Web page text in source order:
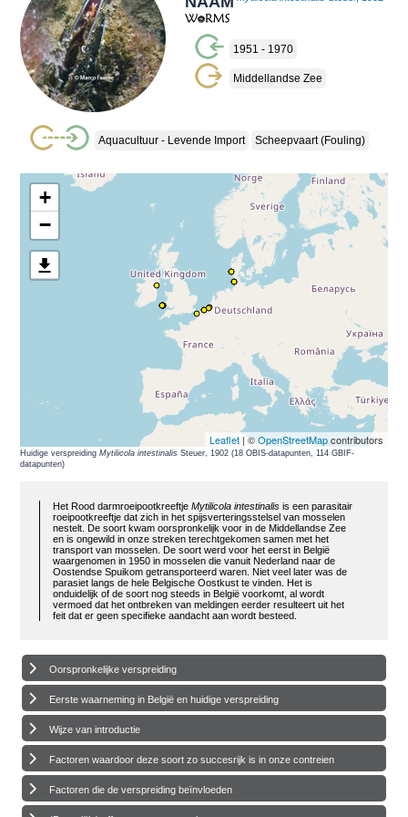
1951 - 1970
Middellandse Zee
Aquacultuur - Levende Import Scheepvaart (fouling)
+
−
Leaflet| ©OpenStreetMapcontributors
Huidige verspreidingMytilicola intestinalis Steuer, 1902 (18 OBIS-datapunten, 114 GBIF-
datapunten)
Het Rood darmroeipootkreeftjeMytilicola intestinalis is een parasitair
roeipootkreeftje dat zich in het spijsverteringsstelsel van mosselen
nestelt. De soort kwam oorspronkelijk voor in de Middellandse Zee
en is ongewild in onze streken terechtgekomen samen met het
transport van mosselen. De soort werd voor het eerst in België
waargenomen in 1950 in mosselen die vanuit Nederland naar de
Oostendse Spuikom getransporteerd waren. Niet veel later was de
parasiet langs de hele Belgische Oostkust te vinden. Het is
onduidelijk of de soort nog steeds in België voorkomt, al wordt
vermoed dat het ontbreken van meldingen eerder resulteert uit het
feit dat er geen specifieke aandacht aan wordt besteed.
Oorspronkelijke verspreiding
Eerste waarneming in België en huidige verspreiding
Wijze van introductie
Factoren waardoor deze soort zo succesrijk is in onze contreien
Factoren die de verspreiding beïnvloeden